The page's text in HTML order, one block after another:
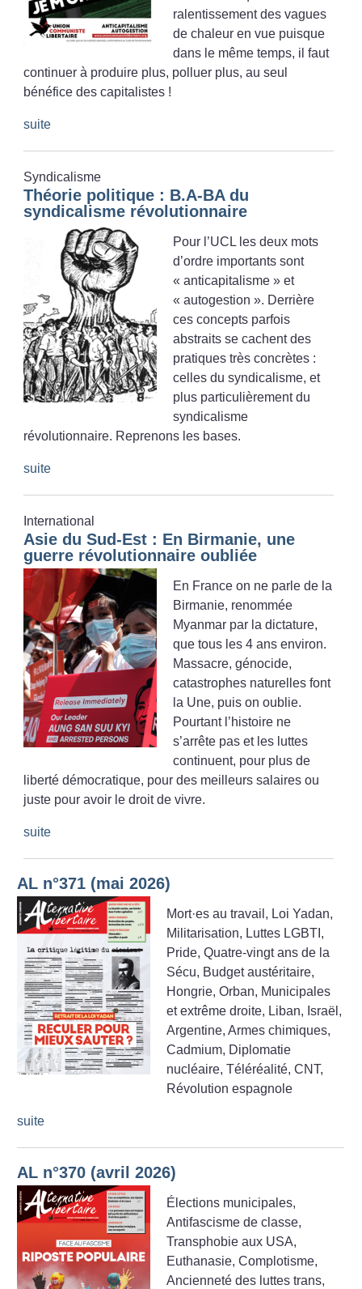
ralentissement des vagues
de chaleur en vue puisque
dans le même temps, il faut
continuer à produire plus, polluer plus, au seul
bénéfice des capitalistes !
suite
Syndicalisme
Théorie politique : B.A-BA du
syndicalisme révolutionnaire
Pour l’UCL les deux mots
d’ordre importants sont
« anticapitalisme » et
« autogestion ». Derrière
ces concepts parfois
abstraits se cachent des
pratiques très concrètes :
celles du syndicalisme, et
plus particulièrement du
syndicalisme
révolutionnaire. Reprenons les bases.
suite
International
Asie du Sud-Est : En Birmanie, une
guerre révolutionnaire oubliée
En France on ne parle de la
Birmanie, renommée
Myanmar par la dictature,
que tous les 4 ans environ.
Massacre, génocide,
catastrophes naturelles font
la Une, puis on oublie.
Pourtant l’histoire ne
s’arrête pas et les luttes
continuent, pour plus de
liberté démocratique, pour des meilleurs salaires ou
juste pour avoir le droit de vivre.
suite
AL n°371 (mai 2026)
Mort·es au travail, Loi Yadan,
Militarisation, Luttes LGBTI,
Pride, Quatre-vingt ans de la
Sécu, Budget austéritaire,
Hongrie, Orban, Municipales
et extrême droite, Liban, Israël,
Argentine, Armes chimiques,
Cadmium, Diplomatie
nucléaire, Téléréalité, CNT,
Révolution espagnole
suite
AL n°370 (avril 2026)
Élections municipales,
Antifascisme de classe,
Transphobie aux USA,
Euthanasie, Complotisme,
Ancienneté des luttes trans,